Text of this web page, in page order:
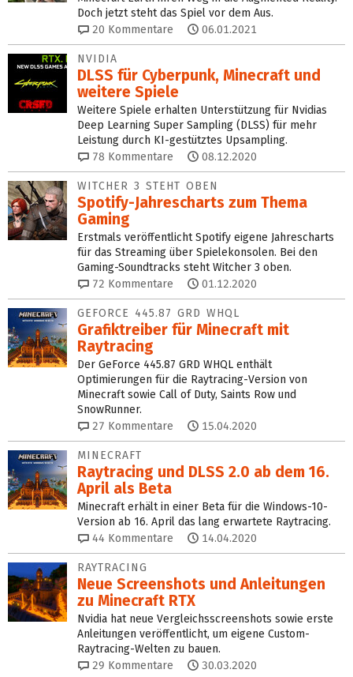
Doch jetzt steht das Spiel vor dem Aus.
20 Kommentare 06.01.2021
NVIDIA
DLSS für Cyberpunk, Minecraft und
weitere Spiele
Weitere Spiele erhalten Unterstützung für Nvidias
Deep Learning Super Sampling (DLSS) für mehr
Leistung durch KI-gestütztes Upsampling.
78 Kommentare 08.12.2020
WITCHER 3 STEHT OBEN
Spotify-Jahrescharts zum Thema
Gaming
Erstmals veröffentlicht Spotify eigene Jahrescharts
für das Streaming über Spielekonsolen. Bei den
Gaming-Soundtracks steht Witcher 3 oben.
72 Kommentare 01.12.2020
GEFORCE 445.87 GRD WHQL
Grafiktreiber für Minecraft mit
Raytracing
Der GeForce 445.87 GRD WHQL enthält
Optimierungen für die Raytracing-Version von
Minecraft sowie Call of Duty, Saints Row und
SnowRunner.
27 Kommentare 15.04.2020
MINECRAFT
Raytracing und DLSS 2.0 ab dem 16.
April als Beta
Minecraft erhält in einer Beta für die Windows-10-
Version ab 16. April das lang erwartete Raytracing.
44 Kommentare 14.04.2020
RAYTRACING
Neue Screenshots und Anleitungen
zu Minecraft RTX
Nvidia hat neue Vergleichsscreenshots sowie erste
Anleitungen veröffentlicht, um eigene Custom-
Raytracing-Welten zu bauen.
29 Kommentare 30.03.2020